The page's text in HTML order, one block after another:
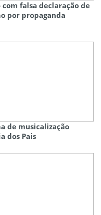
com falsa declaração de
por propaganda
de musicalização
dos Pais